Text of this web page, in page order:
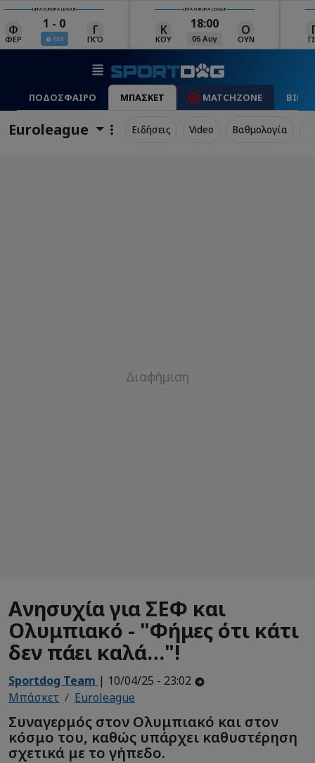
UEFA EUROPA LEAGUE
Κ 18:00
06 Αυγ ΟΥΝ
UEFA EUROPA LEAGUE
ΓΙΑ
19:00
06 Αυγ
Ρ
ΡΈΙ ΜΑΚ
ΠΟΔΟΣΦΑΙΡΟ ΜΠΑΣΚΕΤ MATCHZONE
Euroleague Ειδήσεις Video Βαθμολογία
Ανησυχία για ΣΕΦ και
Ολυμπιακό - "Φήμες ότι κάτι
δεν πάει καλά…"!
Sportdog Team | 10/04/25 - 23:02
Μπάσκετ
Euroleague
Συναγερμός στον Ολυμπιακό και στον
κόσμο του, καθώς υπάρχει καθυστέρηση
σχετικά με το γήπεδο.